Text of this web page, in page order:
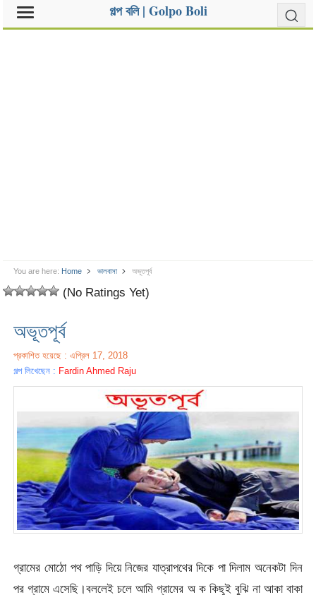
গল্প বলি | Golpo Boli
You are here: Home ভালবাসা অভূতপূর্ব
(No Ratings Yet)
অভূতপূর্ব
প্রকাশিত হয়েছে : এপ্রিল 17, 2018
গল্প লিখেছেন : Fardin Ahmed Raju
গ্রামের মোঠো পথ পাড়ি দিয়ে নিজের যাত্রাপথের দিকে পা দিলাম অনেকটা দিন
পর গ্রামে এসেছি।বললেই চলে আমি গ্রামের অ ক কিছুই বুঝি না আকা বাকা